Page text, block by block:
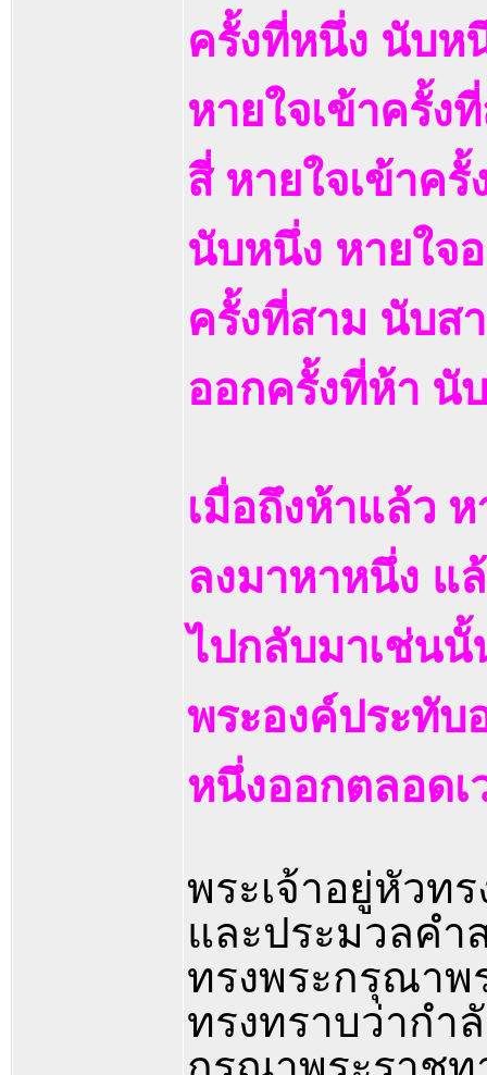
ครั้งที่หนึ่ง นับห
หายใจเข้าครั้ง
สี่ หายใจเข้าค
นับหนึ่ง หายใจ
ครั้งที่สาม นับส
ออกครั้งที่ห้า นั
เมื่อถึงห้าแล้ว
ลงมาหาหนึ่ง แ
ไปกลับมาเช่นนั้
พระองค์ประทับ
หนึ่งออกตลอดเ
พระเจ้าอยู่หัวท
และประมวลคำ
ทรงพระกรุณา
ทรงทราบว่ากำ